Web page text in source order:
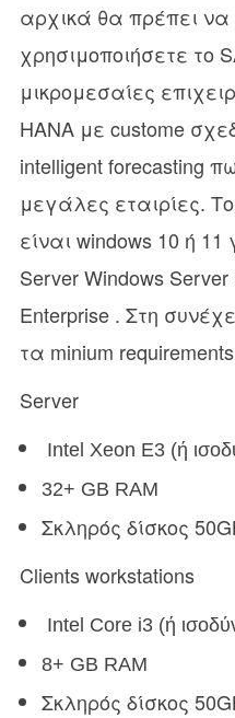
αρχικά θα πρέπει
χρησιμοποιήσετε το
μικρομεσαίες
HANA με custome
intelligent forecasting
μεγάλες εταιρίες.
είναι windows 10 ή 11
Server Windows
Enterprise . Στη
τα minium
Server
Intel Xeon E3 (ή
32+ GB RAM
Σκληρός δίσκος
Clients workstations
Intel Core i3 (ή
8+ GB RAM
Σκληρός δίσκος